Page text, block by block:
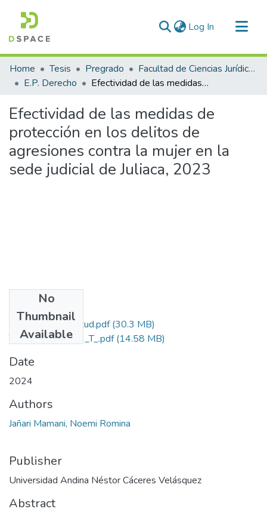
Log In (current)
Communities & Collections
All of DSpace
Home Tesis Pregrado
Facultad de Ciencias Jurídicas y Políticas
E.P. Derecho
Efectividad de las medidas de protección en los delitos de agresiones contra la mujer en la sede judicial de Juliaca, 2023
Efectividad de las medidas de
protección en los delitos de
agresiones contra la mujer en la
sede judicial de Juliaca, 2023
No
Thumbnail
Available
Grado de similitud.pdf(30.3 MB)
T036_73054889_T_.pdf(14.58 MB)
Date
2024
Authors
Jañari Mamani, Noemi Romina
Publisher
Universidad Andina Néstor Cáceres Velásquez
Abstract